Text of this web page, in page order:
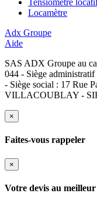
Tensiomètre
Locamètre
Adx Groupe
Aide
SAS ADX Groupe au
044 - Siège
- Siège social : 17 Rue
VILLACOUBLAY -
×
Faites-vous rappeler
×
Votre devis au